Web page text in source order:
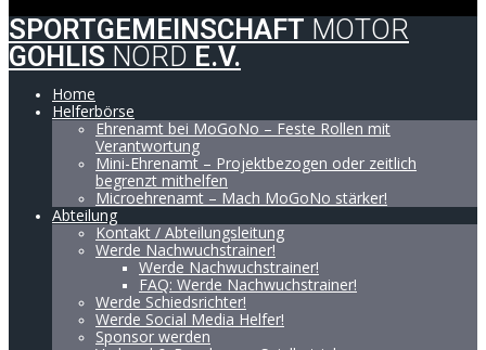
SPORTGEMEINSCHAFT MOTOR
GOHLIS NORD E.V.
Home
Helferbörse
Ehrenamt bei MoGoNo – Feste Rollen mit
Verantwortung
Mini-Ehrenamt – Projektbezogen oder zeitlich
begrenzt mithelfen
Microehrenamt – Mach MoGoNo stärker!
Abteilung
Kontakt / Abteilungsleitung
Werde Nachwuchstrainer!
Werde Nachwuchstrainer!
FAQ: Werde Nachwuchstrainer!
Werde Schiedsrichter!
Werde Social Media Helfer!
Sponsor werden